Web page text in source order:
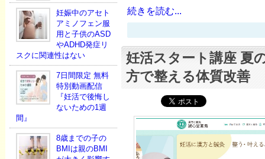
妊娠中のアセト
アミノフェン服
用と子供のASD
やADHD発症リ
スクに関連性はない
7日間限定 無料
特別動画配信
『妊活で後悔し
ないための1週
間』
8歳までの子の
BMIは親のBMI
続きを読む...
妊活スタート講座 夏
方で整える体質改善